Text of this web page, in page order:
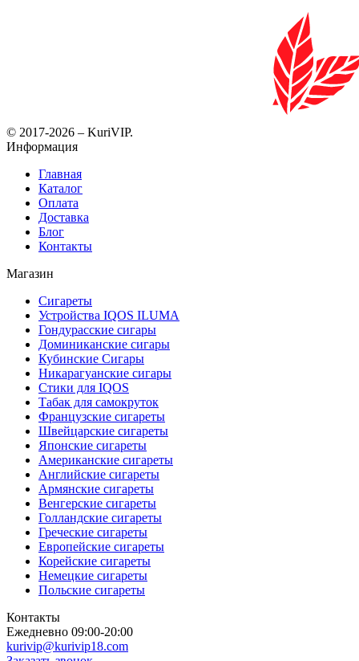
© 2017-2026 – KuriVIP.
Информация
Главная
Каталог
Оплата
Доставка
Блог
Контакты
Магазин
Сигареты
Устройства IQOS ILUMA
Гондурасские сигары
Доминиканские сигары
Кубинские Сигары
Никарагуанские сигары
Стики для IQOS
Табак для самокруток
Французские сигареты
Швейцарские сигареты
Японские сигареты
Американские сигареты
Английские сигареты
Армянские сигареты
Венгерские сигареты
Голландские сигареты
Греческие сигареты
Европейские сигареты
Корейские сигареты
Немецкие сигареты
Польские сигареты
Контакты
Ежедневно 09:00-20:00
kurivip@kurivip18.com